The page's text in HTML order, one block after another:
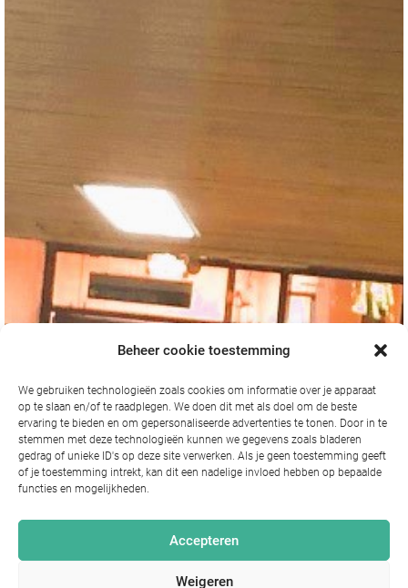
Beheer cookie toestemming
We gebruiken technologieën zoals cookies om informatie over je apparaat
op te slaan en/of te raadplegen. We doen dit met als doel om de beste
ervaring te bieden en om gepersonaliseerde advertenties te tonen. Door in te
stemmen met deze technologieën kunnen we gegevens zoals bladeren
gedrag of unieke ID's op deze site verwerken. Als je geen toestemming geeft
of je toestemming intrekt, kan dit een nadelige invloed hebben op bepaalde
functies en mogelijkheden.
Accepteren
Weigeren